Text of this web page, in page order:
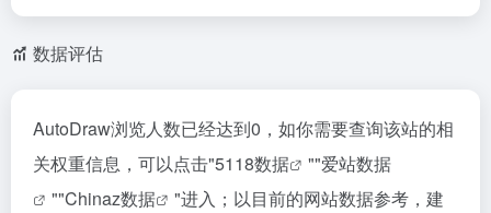
数据评估
AutoDraw浏览人数已经达到0，如你需要查询该站的相
关权重信息，可以点击"5118数据 ""爱站数据
""Chinaz数据
"进入；以目前的网站数据参考，建